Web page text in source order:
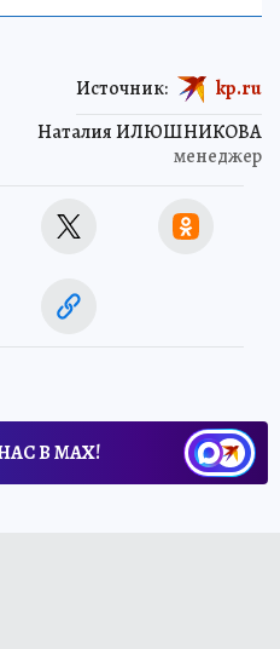
Наталия ИЛЮШНИКОВА
менеджер
Источник: kp.ru
В МАХ!